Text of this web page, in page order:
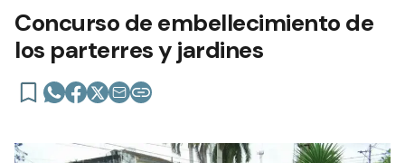
Concurso de embellecimiento de
los parterres y jardines